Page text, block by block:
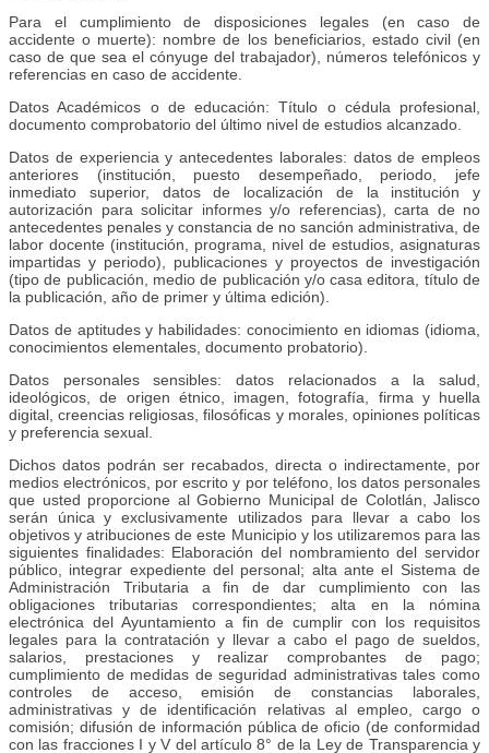
Para el cumplimiento de disposiciones legales (en caso de
accidente o muerte): nombre de los beneficiarios, estado civil (en
caso de que sea el cónyuge del trabajador), números telefónicos y
referencias en caso de accidente.
Datos Académicos o de educación: Título o cédula profesional,
documento comprobatorio del último nivel de estudios alcanzado.
Datos de experiencia y antecedentes laborales: datos de empleos
anteriores (institución, puesto desempeñado, periodo, jefe
inmediato superior, datos de localización de la institución y
autorización para solicitar informes y/o referencias), carta de no
antecedentes penales y constancia de no sanción administrativa, de
labor docente (institución, programa, nivel de estudios, asignaturas
impartidas y periodo), publicaciones y proyectos de investigación
(tipo de publicación, medio de publicación y/o casa editora, título de
la publicación, año de primer y última edición).
Datos de aptitudes y habilidades: conocimiento en idiomas (idioma,
conocimientos elementales, documento probatorio).
Datos personales sensibles: datos relacionados a la salud,
ideológicos, de origen étnico, imagen, fotografía, firma y huella
digital, creencias religiosas, filosóficas y morales, opiniones políticas
y preferencia sexual.
Dichos datos podrán ser recabados, directa o indirectamente, por
medios electrónicos, por escrito y por teléfono, los datos personales
que usted proporcione al Gobierno Municipal de Colotlán, Jalisco
serán única y exclusivamente utilizados para llevar a cabo los
objetivos y atribuciones de este Municipio y los utilizaremos para las
siguientes finalidades: Elaboración del nombramiento del servidor
público, integrar expediente del personal; alta ante el Sistema de
Administración Tributaria a fin de dar cumplimiento con las
obligaciones tributarias correspondientes; alta en la nómina
electrónica del Ayuntamiento a fin de cumplir con los requisitos
legales para la contratación y llevar a cabo el pago de sueldos,
salarios, prestaciones y realizar comprobantes de pago;
cumplimiento de medidas de seguridad administrativas tales como
controles de acceso, emisión de constancias laborales,
administrativas y de identificación relativas al empleo, cargo o
comisión; difusión de información pública de oficio (de conformidad
con las fracciones I y V del artículo 8° de la Ley de Transparencia y